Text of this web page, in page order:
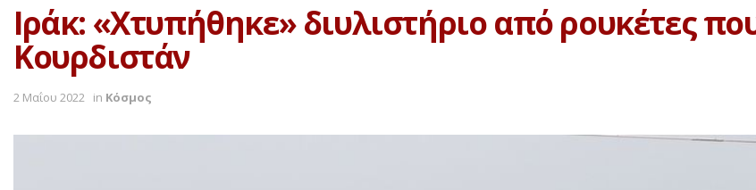
Ιράκ: «Χτυπήθηκε» διυλιστήριο από ρουκέτες
Κουρδιστάν
2 Μαΐου 2022 in Κόσμος